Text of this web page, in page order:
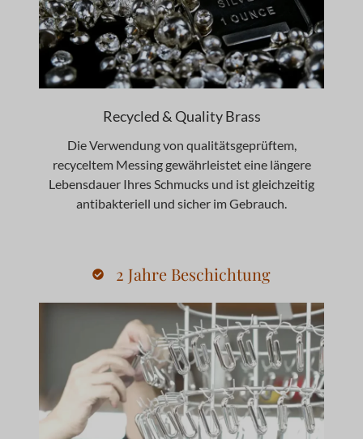
Recycled & Quality Brass
Die Verwendung von qualitätsgeprüftem,
recyceltem Messing gewährleistet eine längere
Lebensdauer Ihres Schmucks und ist gleichzeitig
antibakteriell und sicher im Gebrauch.
2 Jahre Beschichtung